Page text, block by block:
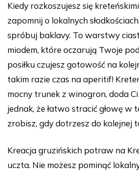
Kiedy rozkoszujesz się
zapomnij o lokalnych
spróbuj baklavy. To warstwy
miodem, które oczarują Twoje
posiłku czujesz gotowość na
takim razie czas na aperitif!
mocny trunek z winogron, doda
jednak, że łatwo stracić głowę w
zrobisz, gdy dotrzesz do kolejnej
Kreacja gruzińskich potraw na
uczta. Nie możesz pominąć